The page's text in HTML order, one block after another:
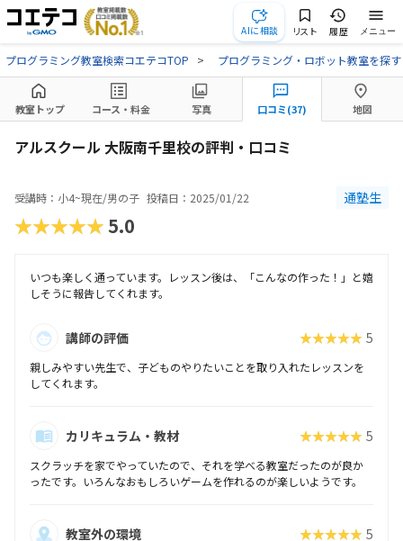
AIに相談 リスト 履歴 メニュー
プログラミング教室検索コエテコTOP プログラミング・ロボット教室を探す
教室トップ コース・料金 写真 口コミ(37) 地図
アルスクール 大阪南千里校の評判・口コミ
受講時：小4~現在/男の子 投稿日：2025/01/22 通塾生
★★★★★5.0
いつも楽しく通っています。レッスン後は、「こんなの作った！」と嬉
しそうに報告してくれます。
講師の評価 ★★★★★ 5
親しみやすい先生で、子どものやりたいことを取り入れたレッスンを
してくれます。
カリキュラム・教材 ★★★★★ 5
スクラッチを家でやっていたので、それを学べる教室だったのが良か
ったです。いろんなおもしろいゲームを作れるのが楽しいようです。
教室外の環境 ★★★★★ 5